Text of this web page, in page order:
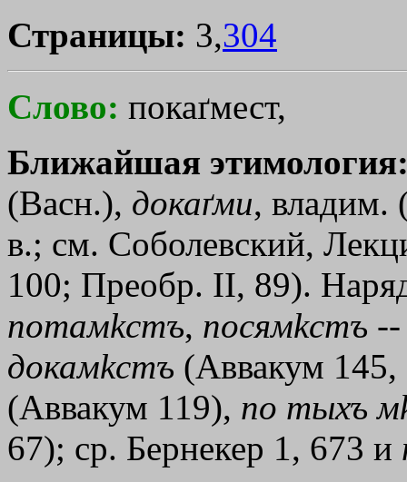
Страницы: 3,304
Слово: покаґмест,
Ближайшая
(Васн.), докаґми, владим.
в.; см. Соболевский,
100; Преобр. II, 89).
потамkстъ, посямkстъ
докамkстъ (Аввакум
(Аввакум 119), по тыхъ м
67); ср. Бернекер 1, 673 и